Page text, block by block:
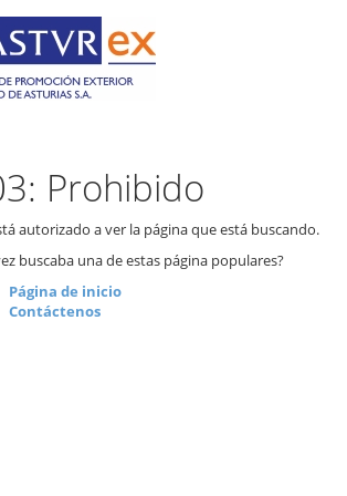
Prohibido
autorizado a ver la página que está buscando.
buscaba una de estas página populares?
Página de inicio
Contáctenos